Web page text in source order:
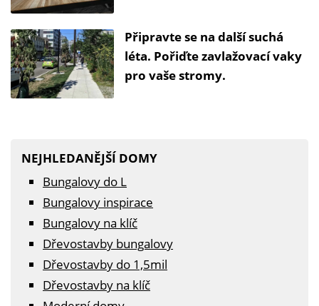
Připravte se na další suchá
léta. Pořiďte zavlažovací vaky
pro vaše stromy.
NEJHLEDANĚJŠÍ DOMY
Bungalovy do L
Bungalovy inspirace
Bungalovy na klíč
Dřevostavby bungalovy
Dřevostavby do 1,5mil
Dřevostavby na klíč